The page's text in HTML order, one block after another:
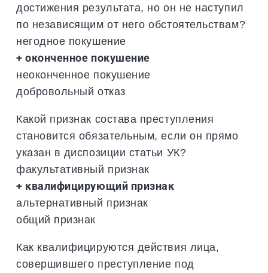
достижения результата, но он не наступил
по независящим от него обстоятельствам?
негодное покушение
+ оконченное покушение
неоконченное покушение
добровольный отказ
Какой признак состава преступления
становится обязательным, если он прямо
указан в диспозиции статьи УК?
факультативный признак
+ квалифицирующий признак
альтернативный признак
общий признак
Как квалифицируются действия лица,
совершившего преступление под